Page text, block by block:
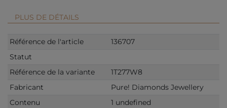
PLUS DE DÉTAILS
Référence de l'article
136707
Statut
Référence de la variante
1T277W8
Fabricant
Pure! Diamonds Jewellery
Contenu
1 undefined